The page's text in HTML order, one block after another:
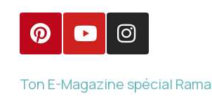
Ton E-Magazine spécial